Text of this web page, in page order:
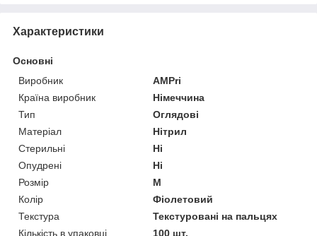
Характеристики
Основні
Виробник
AMPri
Країна виробник
Німеччина
Тип
Оглядові
Матеріал
Нітрил
Стерильні
Ні
Опудрені
Ні
Розмір
M
Колір
Фіолетовий
Текстура
Текстуровані на пальцях
Кількість в упаковці
100 шт.